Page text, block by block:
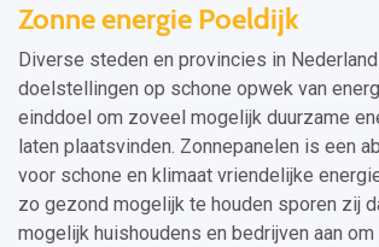
Zonne energie Poeldijk
Diverse steden en provincies in
doelstellingen op schone opwek van
einddoel om zoveel mogelijk duurzame
laten plaatsvinden. Zonnepanelen is een
voor schone en klimaat vriendelijke
zo gezond mogelijk te houden sporen zij
mogelijk huishoudens en bedrijven aan